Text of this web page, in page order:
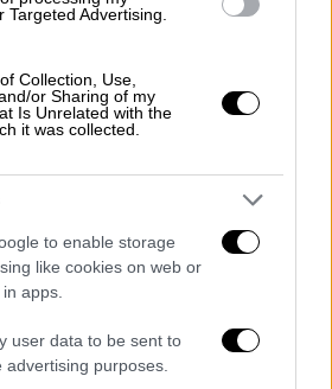
Targeted Advertising.
Collection, Use,
or Sharing of my
Is Unrelated with the
it was collected.
to enable storage
like cookies on web or
apps.
user data to be sent to
purposes.
η οποία έχει θέσει
για τη στήριξη της
Όπως είχαν
της πρωτοβουλίας σε
Τύπου
των
προγραμμάτων στα 15
ευρώ ετησίως, με σταθερή
επισημαίνοντας
δεν μπορεί να υπάρξει
οικοσύστημα.